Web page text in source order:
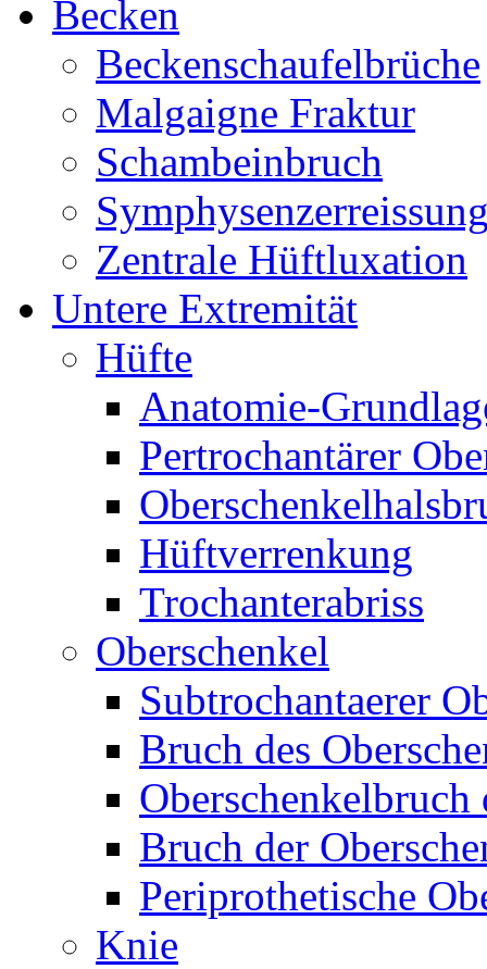
Becken
Beckenschaufelbrüche
Malgaigne Fraktur
Schambeinbruch
Zentrale Hüftluxation
Untere Extremität
Hüfte
Anatomie-
Pertrochantärer
Hüftverrenkung
Trochanterabriss
Oberschenkel
Subtrochantaerer
Bruch des
Oberschenkelbruch
Bruch der
Periprothetische
Knie